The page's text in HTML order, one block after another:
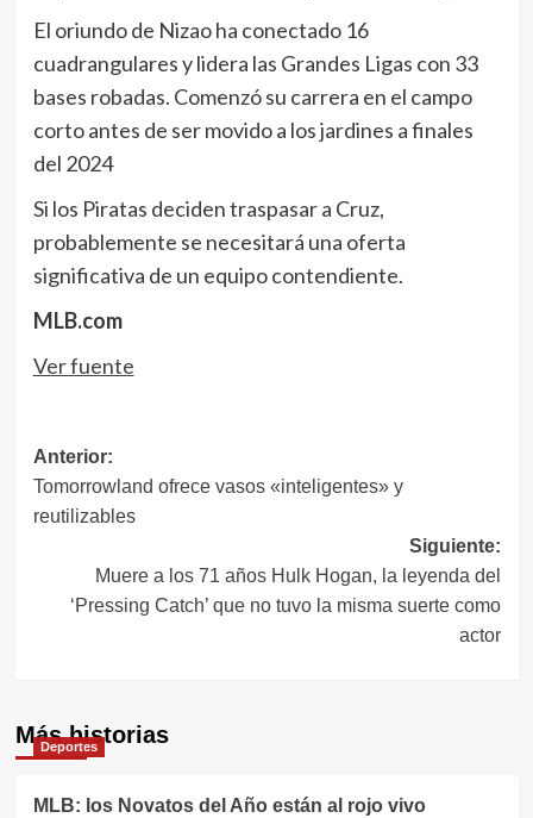
El oriundo de Nizao ha conectado 16
cuadrangulares y lidera las Grandes Ligas con 33
bases robadas. Comenzó su carrera en el campo
corto antes de ser movido a los jardines a finales
del 2024
Si los Piratas deciden traspasar a Cruz,
probablemente se necesitará una oferta
significativa de un equipo contendiente.
MLB.com
Ver fuente
Navegación
de
Anterior:
Tomorrowland ofrece vasos «inteligentes» y
reutilizables
Siguiente:
Muere a los 71 años Hulk Hogan, la leyenda del
‘Pressing Catch’ que no tuvo la misma suerte como
actor
Más historias
Deportes
MLB: los Novatos del Año están al rojo vivo